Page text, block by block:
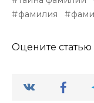
фамилия
Оцените статью